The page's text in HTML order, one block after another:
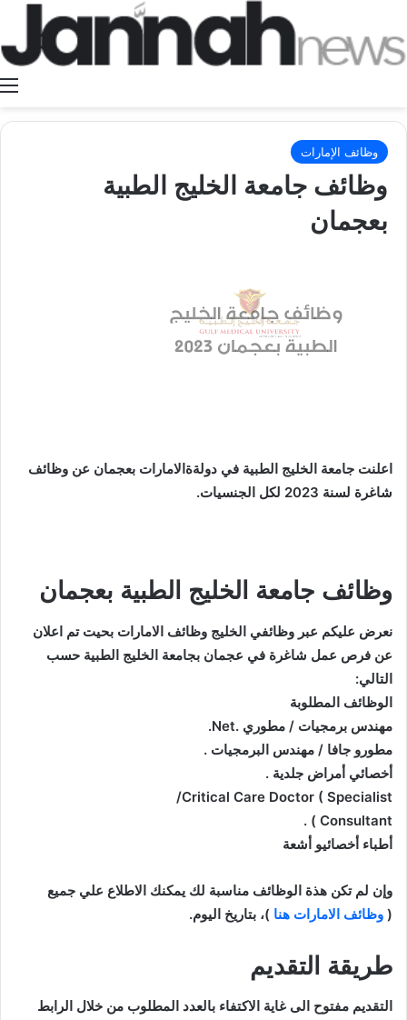
وظائف الإمارات
وظائف جامعة الخليج الطبية
بعجمان
اعلنت جامعة الخليج الطبية في دولةةالامارات بعجمان عن وظائف
شاغرة لسنة 2023 لكل الجنسيات.
وظائف جامعة الخليج الطبية بعجمان
نعرض عليكم عبر وظائفي الخليج وظائف الامارات بحيت تم اعلان
عن فرص عمل شاغرة في عجمان بجامعة الخليج الطبية حسب
التالي:
ﺍﻟﻮﻇﺎﺋﻒ ﺍﻟﻤﻄﻠﻮﺑﺔ
ﻣﻬﻨﺪﺱ ﺑﺮﻣﺠﻴﺎﺕ / ﻣﻄﻮﺭﻱ .Net.
ﻣﻄﻮﺭﻭ ﺟﺎﻓﺎ / ﻣﻬﻨﺪﺱ ﺍﻟﺒﺮﻣﺠﻴﺎﺕ .
ﺃﺧﺼﺎﺋﻲ ﺃﻣﺮﺍﺽ ﺟﻠﺪﻳﺔ .
Critical Care Doctor ( Specialist/
Consultant ‏) .
ﺃﻃﺒﺎﺀ ﺃﺧﺼﺎﺋﻴﻮ ﺃﺷﻌﺔ
وإن لم تكن هذة الوظائف مناسبة لك يمكنك الاطلاع علي جميع
( وظائف الامارات هنا )، بتاريخ اليوم.
طريقة التقديم
التقديم مفتوح الى غاية الاكتفاء بالعدد المطلوب من خلال الرابط